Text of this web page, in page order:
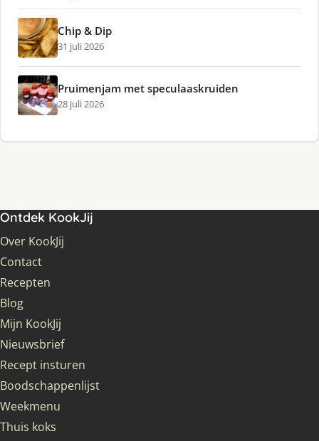
Chip & Dip
31 juli 2026
Pruimenjam met speculaaskruiden
28 juli 2026
Ontdek KookJij
Over KookJij
Contact
Recepten
Blog
Mijn KookJij
Nieuwsbrief
Recept insturen
Boodschappenlijst
Weekmenu
Thuis koks